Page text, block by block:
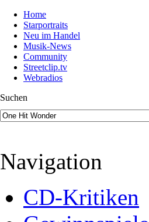
Home
Starportraits
Neu im Handel
Musik-News
Community
Streetclip.tv
Webradios
Suchen
Navigation
CD-Kritiken